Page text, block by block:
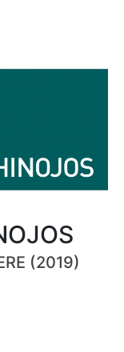
(2019)